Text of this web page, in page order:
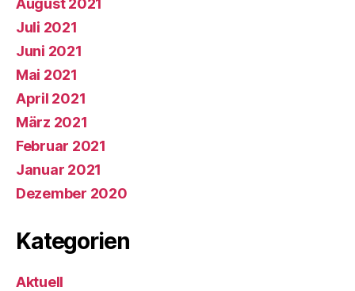
August 2021
Juli 2021
Juni 2021
Mai 2021
April 2021
März 2021
Februar 2021
Januar 2021
Dezember 2020
Kategorien
Aktuell